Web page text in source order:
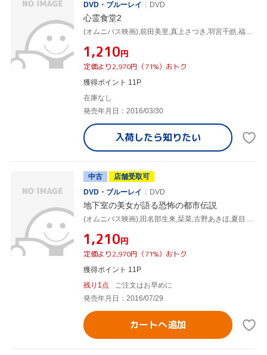
DVD・ブルーレイ
DVD
心霊食堂2
(オムニバス映画),前田美里,真上さつき,羽宮千皓,福谷孝宏(監督、プロデューサー、出演),佐々木勝己(監督、脚本、撮影),夏目大一朗(脚本、監督、編集、出演)
¥1,210円
定価より2,970円（71%）おトク
獲得ポイント 11P
在庫なし
発売年月日：2016/03/30
入荷したら知りたい
中古
店舗受取可
DVD・ブルーレイ
DVD
地下室の美女が語る恐怖の都市伝説
(オムニバス映画),田名部生来,栞菜,古野あきほ,夏目大一朗(監督、脚本),福谷孝宏(監督、プロデューサー),川原杏奈(監督、脚本),堀井良太(音楽)
¥1,210円
定価より2,970円（71%）おトク
獲得ポイント 11P
残り1点
ご注文はお早めに
発売年月日：2016/07/29
カートへ追加